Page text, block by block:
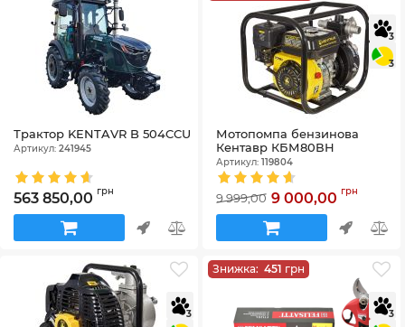
Трактор KENTAVR B 504CCU
Артикул: 241945
563 850,00 грн
3
3
Мотопомпа бензинова
Кентавр КБМ80ВН
Артикул: 119804
9 999,00 9 000,00 грн
3
Знижка: 451 грн
3